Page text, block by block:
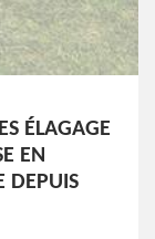
ÉLAGAGE
EN
DEPUIS